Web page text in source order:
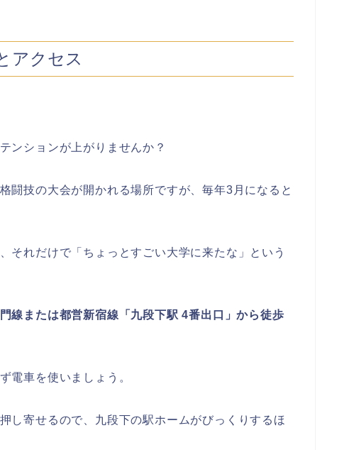
アクセス
ンションが上がりませんか？
闘技の大会が開かれる場所ですが、毎年3月になると
それだけで「ちょっとすごい大学に来たな」という